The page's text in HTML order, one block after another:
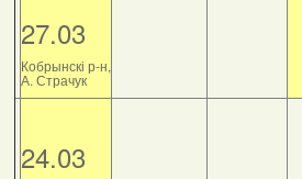
27.03
Кобрынскі р-н,
А. Страчук
24.03